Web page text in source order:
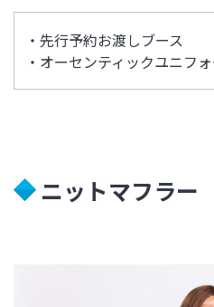
・先行予約お渡しブース
・オーセンティックユニフ
ニットマフラー